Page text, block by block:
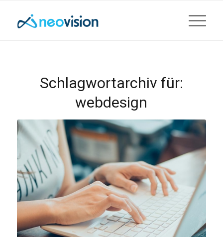
Schlagwortarchiv für:
webdesign